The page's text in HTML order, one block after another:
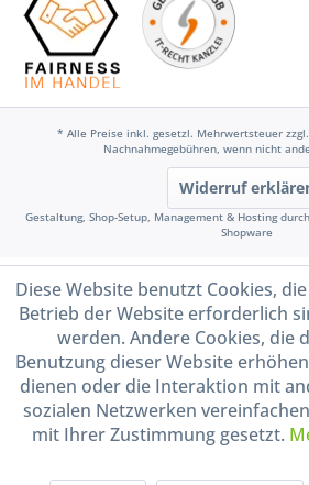
* Alle Preise inkl. gesetzl. Mehrwertsteuer zzgl.
Nachnahmegebühren, wenn nicht
Widerruf
Gestaltung, Shop-Setup, Management & Hosting durch
Shopware
Diese Website benutzt Cookies,
Betrieb der Website erforderlich
werden. Andere Cookies, die
Benutzung dieser Website
dienen oder die Interaktion mit
sozialen Netzwerken
mit Ihrer Zustimmung gesetzt.